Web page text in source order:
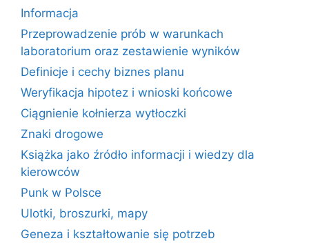
Informacja
Przeprowadzenie prób w warunkach
laboratorium oraz zestawienie wyników
Definicje i cechy biznes planu
Weryfikacja hipotez i wnioski końcowe
Ciągnienie kołnierza wytłoczki
Znaki drogowe
Książka jako źródło informacji i wiedzy dla
kierowców
Punk w Polsce
Ulotki, broszurki, mapy
Geneza i kształtowanie się potrzeb